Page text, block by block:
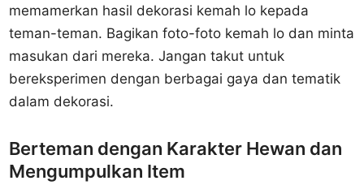
memamerkan hasil dekorasi kemah lo kepada
teman-teman. Bagikan foto-foto kemah lo dan minta
masukan dari mereka. Jangan takut untuk
bereksperimen dengan berbagai gaya dan tematik
dalam dekorasi.
Berteman dengan Karakter Hewan dan
Mengumpulkan Item